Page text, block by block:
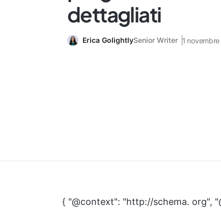
dettagliati
Erica GolightlySenior Writer 1
{ "@context": "http://schema. org",